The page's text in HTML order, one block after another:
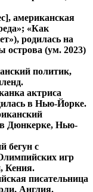
американская
«Как
родилась на
(ум. 2023)
политик,
актриса
в Нью-Йорке.
Дюнкерке, Нью-
бегун с
игр
Кения.
писательница
Англия.